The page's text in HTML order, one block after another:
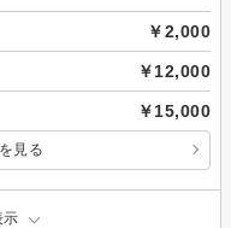
￥2,000
￥12,000
￥15,000
見る
示